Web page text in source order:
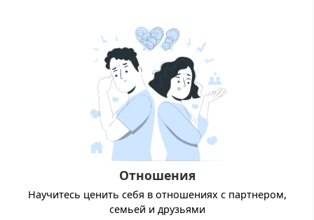
Отношения
Научитесь ценить себя в отношениях с партнером,
семьей и друзьями